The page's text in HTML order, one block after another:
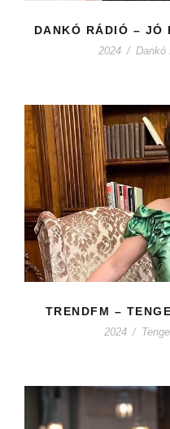
DANKÓ RÁDIÓ – JÓ
2024 / Dankó
TRENDFM –
2024 /